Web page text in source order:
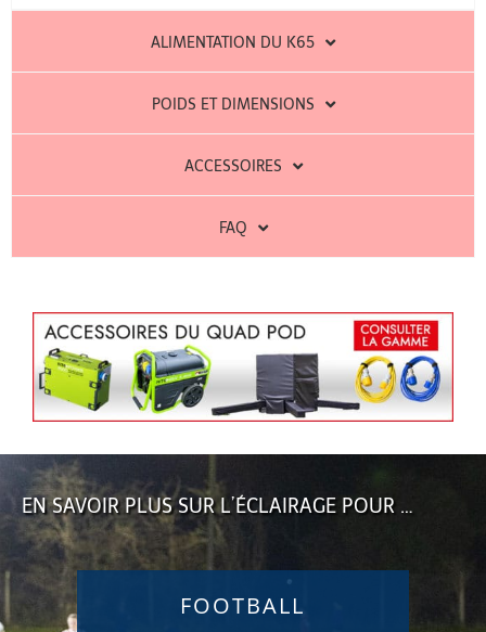
ALIMENTATION DU K65
POIDS ET DIMENSIONS
ACCESSOIRES
FAQ
EN SAVOIR PLUS SUR L’ÉCLAIRAGE POUR …
FOOTBALL